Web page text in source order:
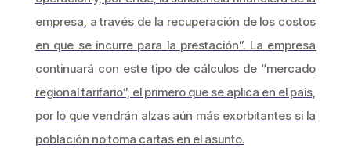
empresa, a través de la recuperación de los costos
en que se incurre para la prestación”. La empresa
continuará con este tipo de cálculos de “mercado
regional tarifario”, el primero que se aplica en el país,
por lo que vendrán alzas aún más exorbitantes si la
población no toma cartas en el asunto.